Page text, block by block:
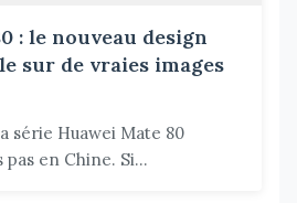
: le nouveau design
sur de vraies images
série Huawei Mate 80
en Chine. Si...